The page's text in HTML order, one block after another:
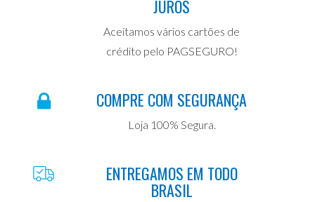
JUROS
Aceitamos vários cartões de
crédito pelo PAGSEGURO!
COMPRE COM SEGURANÇA
Loja 100% Segura.
ENTREGAMOS EM TODO
BRASIL